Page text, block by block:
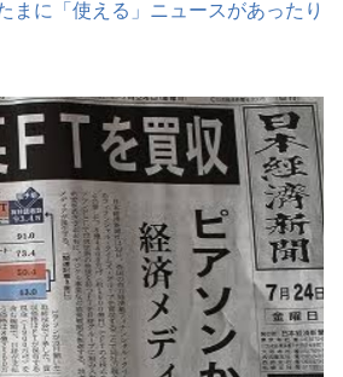
まに「使える」ニュースがあったり